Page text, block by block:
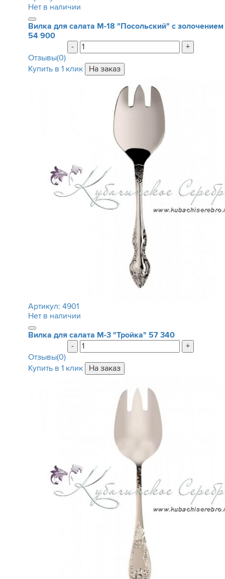
Нет в наличии
Вилка для салата М-18 "Посольский" с золочением
54 900
-
+
Отзывы(0)
Купить в 1 клик
Артикул: 4901
Нет в наличии
Вилка для салата М-3 "Тройка" 57 340
-
+
Отзывы(0)
Купить в 1 клик